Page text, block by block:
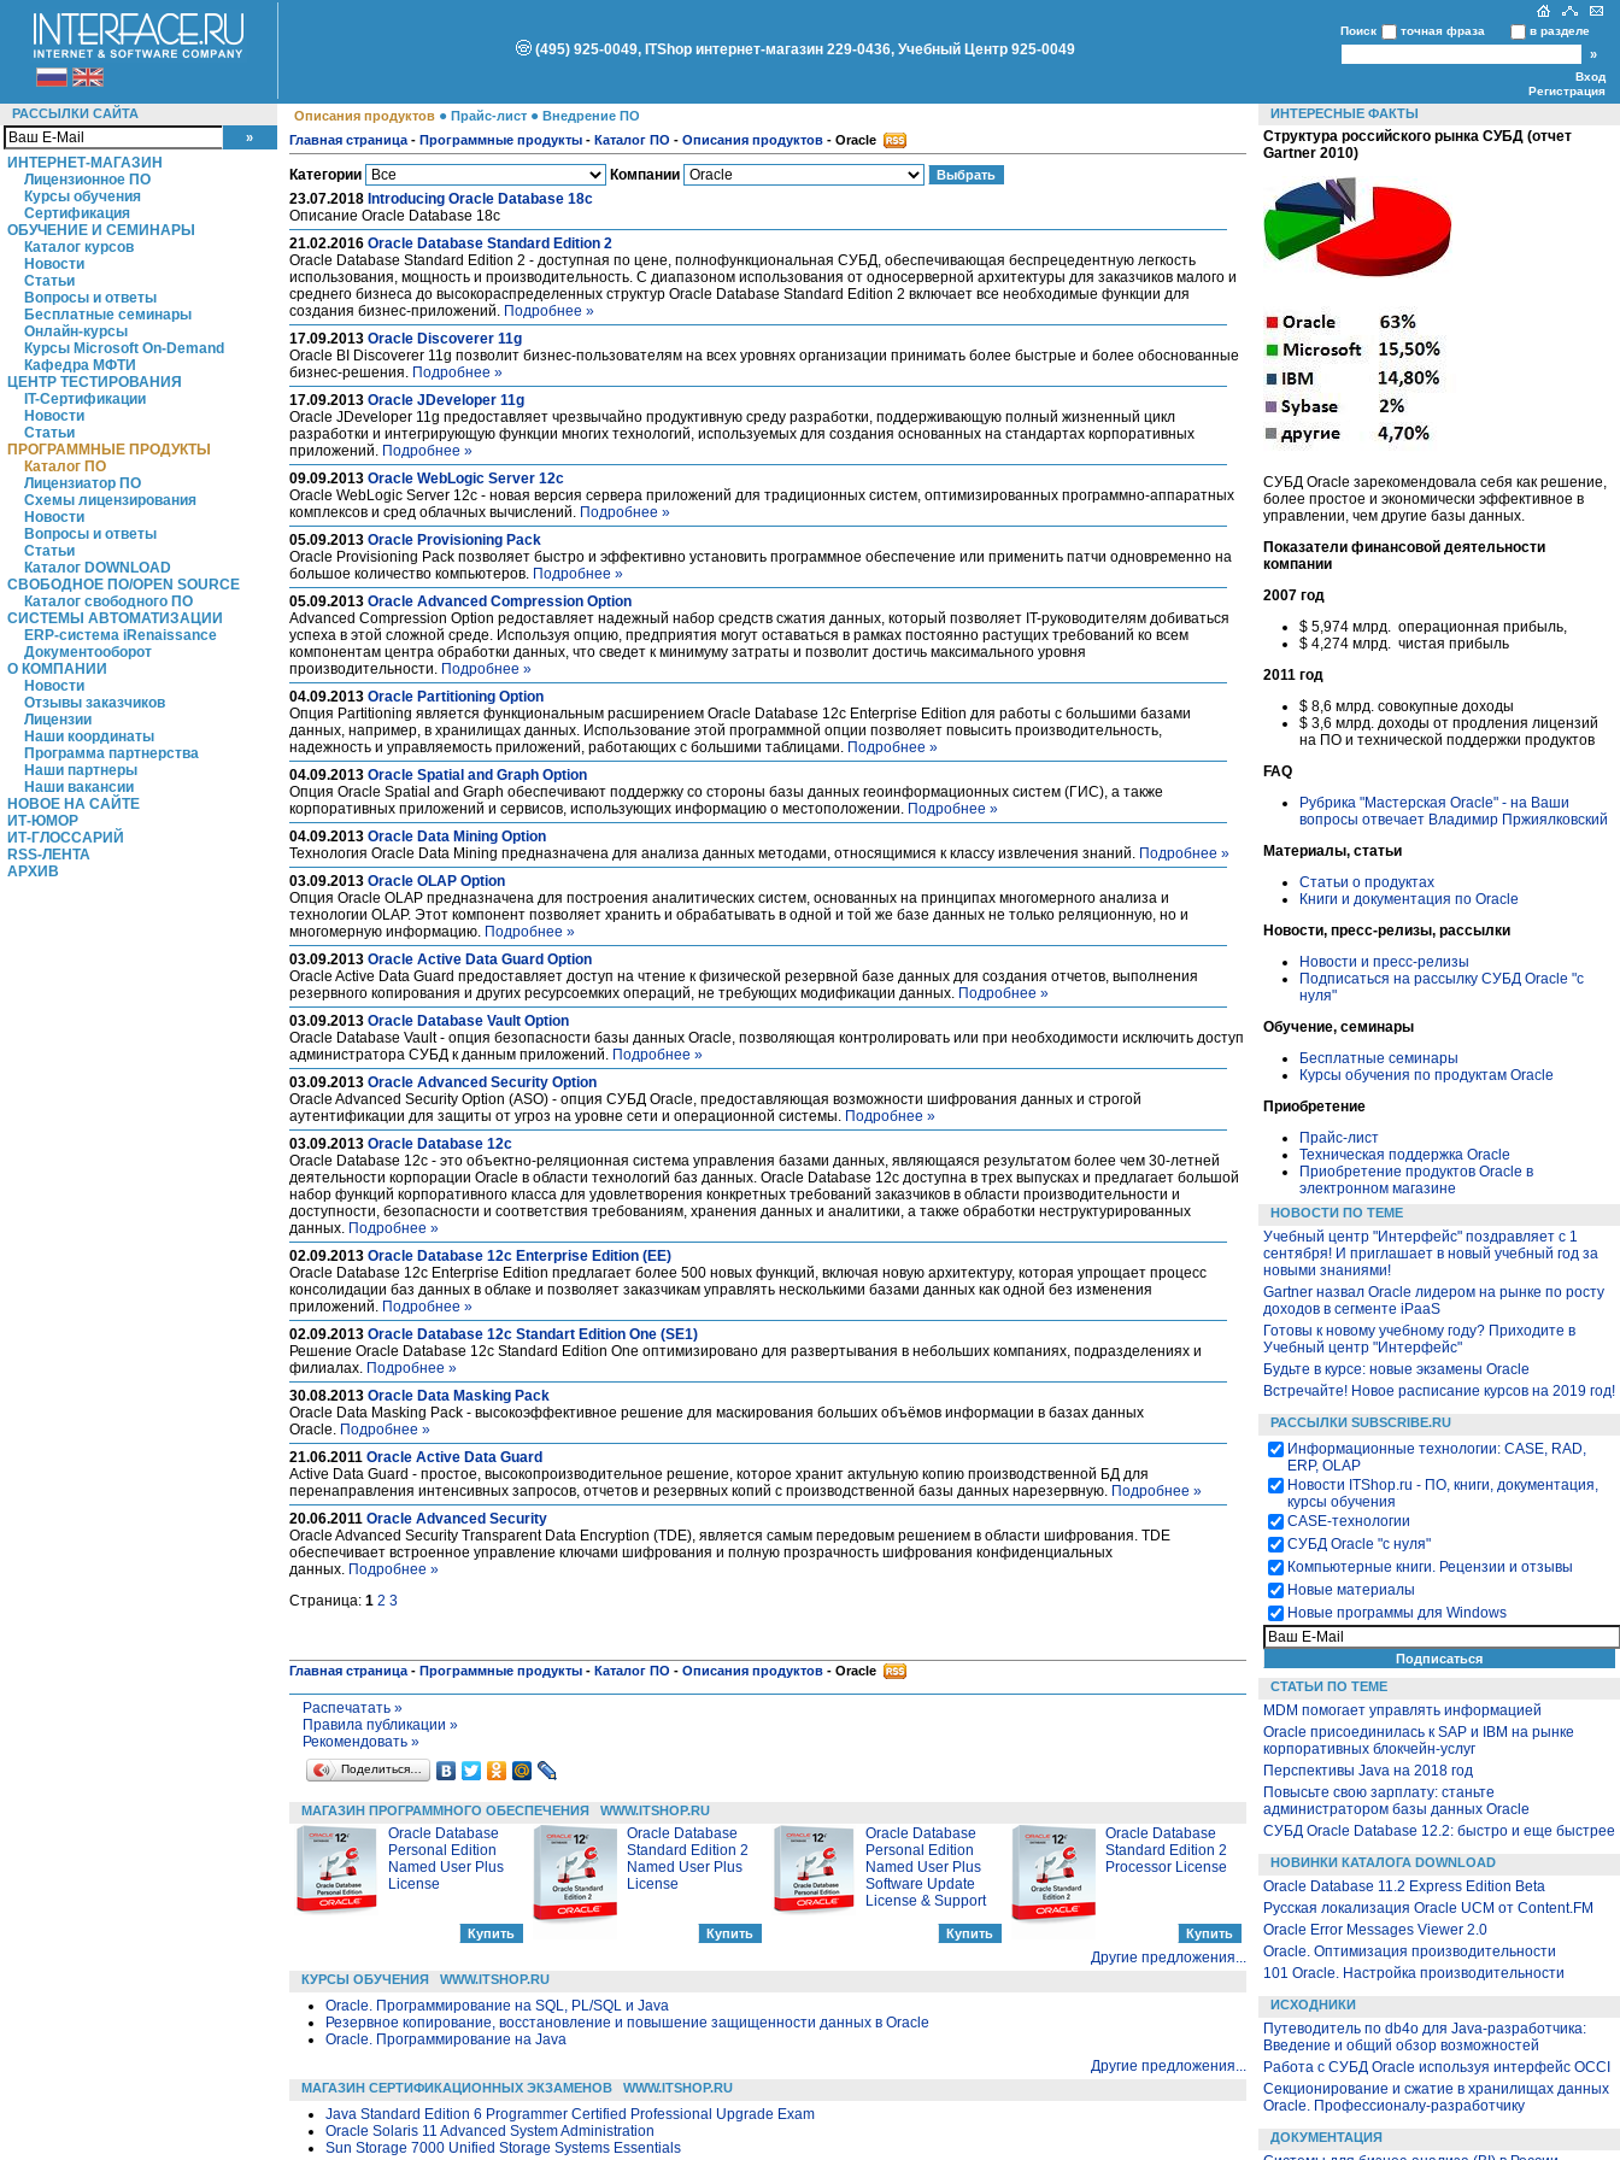
(495) 925-0049, ITShop интернет-магазин 229-0436, Учебный Центр 925-0049
Поиск точная фраза в разделе
Вход
Регистрация
РАССЫЛКИ САЙТА
ИНТЕРНЕТ-МАГАЗИН
Лицензионное ПО
Курсы обучения
Сертификация
ОБУЧЕНИЕ И СЕМИНАРЫ
Каталог курсов
Новости
Статьи
Вопросы и ответы
Бесплатные семинары
Онлайн-курсы
Курсы Microsoft On-Demand
Кафедра МФТИ
ЦЕНТР ТЕСТИРОВАНИЯ
IT-Сертификации
Новости
Статьи
ПРОГРАММНЫЕ ПРОДУКТЫ
Каталог ПО
Лицензиатор ПО
Схемы лицензирования
Новости
Вопросы и ответы
Статьи
Каталог DOWNLOAD
СВОБОДНОЕ ПО/OPEN SOURCE
Каталог свободного ПО
СИСТЕМЫ АВТОМАТИЗАЦИИ
ERP-система iRenaissance
Документооборот
О КОМПАНИИ
Новости
Отзывы заказчиков
Лицензии
Наши координаты
Программа партнерства
Наши партнеры
Наши вакансии
НОВОЕ НА САЙТЕ
ИТ-ЮМОР
ИТ-ГЛОССАРИЙ
RSS-ЛЕНТА
АРХИВ
Описания продуктов ● Прайс-лист ● Внедрение ПО
Главная страница - Программные продукты - Каталог ПО - Описания продуктов - Oracle
Категории
Компании
23.07.2018 Introducing Oracle Database 18c
Описание Oracle Database 18c
21.02.2016 Oracle Database Standard Edition 2
Oracle Database Standard Edition 2 - доступная по цене, полнофункциональная СУБД, обеспечивающая беспрецедентную легкость
использования, мощность и производительность. С диапазоном использования от oдносерверной архитектуры для заказчиков малого и
среднего бизнеса до высокораспределенных структур Oracle Database Standard Edition 2 включает все необходимые функции для
создания бизнес-приложений. Подробнее »
17.09.2013 Oracle Discoverer 11g
Oracle BI Discoverer 11g позволит бизнес-пользователям на всех уровнях организации принимать более быстрые и более обоснованные
бизнес-решения. Подробнее »
17.09.2013 Oracle JDeveloper 11g
Oracle JDeveloper 11g предоставляет чрезвычайно продуктивную среду разработки, поддерживающую полный жизненный цикл
разработки и интегрирующую функции многих технологий, используемых для создания основанных на стандартах корпоративных
приложений. Подробнее »
09.09.2013 Oracle WebLogic Server 12c
Oracle WebLogic Server 12c - новая версия сервера приложений для традиционных систем, оптимизированных программно-аппаратных
комплексов и сред облачных вычислений. Подробнее »
05.09.2013 Oracle Provisioning Pack
Oracle Provisioning Pack позволяет быстро и эффективно установить программное обеспечение или применить патчи одновременно на
большое количество компьютеров. Подробнее »
05.09.2013 Oracle Advanced Compression Option
Advanced Compression Option редоставляет надежный набор средств сжатия данных, который позволяет IT-руководителям добиваться
успеха в этой сложной среде. Используя опцию, предприятия могут оставаться в рамках постоянно растущих требований ко всем
компонентам центра обработки данных, что сведет к минимуму затраты и позволит достичь максимального уровня
производительности. Подробнее »
04.09.2013 Oracle Partitioning Option
Опция Partitioning является функциональным расширением Oracle Database 12с Enterprise Edition для работы с большими базами
данных, например, в хранилищах данных. Использование этой программной опции позволяет повысить производительность,
надежность и управляемость приложений, работающих с большими таблицами. Подробнее »
04.09.2013 Oracle Spatial and Graph Option
Опция Oracle Spatial and Graph обеспечивают поддержку со стороны базы данных геоинформационных систем (ГИС), а также
корпоративных приложений и сервисов, использующих информацию о местоположении. Подробнее »
04.09.2013 Oracle Data Mining Option
Технология Oracle Data Mining предназначена для анализа данных методами, относящимися к классу извлечения знаний. Подробнее »
03.09.2013 Oracle OLAP Option
Опция Oracle OLAP предназначена для построения аналитических систем, основанных на принципах многомерного анализа и
технологии OLAP. Этот компонент позволяет хранить и обрабатывать в одной и той же базе данных не только реляционную, но и
многомерную информацию. Подробнее »
03.09.2013 Oracle Active Data Guard Option
Oracle Active Data Guard предоставляет доступ на чтение к физической резервной базе данных для создания отчетов, выполнения
резервного копирования и других ресурсоемких операций, не требующих модификации данных. Подробнее »
03.09.2013 Oracle Database Vault Option
Oracle Database Vault - опция безопасности базы данных Oracle, позволяющая контролировать или при необходимости исключить доступ
администратора СУБД к данным приложений. Подробнее »
03.09.2013 Oracle Advanced Security Option
Oracle Advanced Security Option (ASO) - опция СУБД Oracle, предоставляющая возможности шифрования данных и строгой
аутентификации для защиты от угроз на уровне сети и операционной системы. Подробнее »
03.09.2013 Oracle Database 12c
Oracle Database 12с - это объектно-реляционная система управления базами данных, являющаяся результатом более чем 30-летней
деятельности корпорации Oracle в области технологий баз данных. Oracle Database 12c доступна в трех выпусках и предлагает большой
набор функций корпоративного класса для удовлетворения конкретных требований заказчиков в области производительности и
доступности, безопасности и соответствия требованиям, хранения данных и аналитики, а также обработки неструктурированных
данных. Подробнее »
02.09.2013 Oracle Database 12c Enterprise Edition (EE)
Oracle Database 12c Enterprise Edition предлагает более 500 новых функций, включая новую архитектуру, которая упрощает процесс
консолидации баз данных в облаке и позволяет заказчикам управлять несколькими базами данных как одной без изменения
приложений. Подробнее »
02.09.2013 Oracle Database 12c Standart Edition One (SE1)
Решение Oracle Database 12c Standard Edition One оптимизировано для развертывания в небольших компаниях, подразделениях и
филиалах. Подробнее »
30.08.2013 Oracle Data Masking Pack
Oracle Data Masking Pack - высокоэффективное решение для маскирования больших объёмов информации в базах данных
Oracle. Подробнее »
21.06.2011 Oracle Active Data Guard
Active Data Guard - простое, высокопроизводительное решение, которое хранит актульную копию производственной БД для
перенаправления интенсивных запросов, отчетов и резервных копий с производственной базы данных нарезервную. Подробнее »
20.06.2011 Oracle Advanced Security
Oracle Advanced Security Transparent Data Encryption (TDE), является самым передовым решением в области шифрования. TDE
обеспечивает встроенное управление ключами шифрования и полную прозрачность шифрования конфиденциальных
данных. Подробнее »
Страница: 1 2 3
Главная страница - Программные продукты - Каталог ПО - Описания продуктов - Oracle
Распечатать »
Правила публикации »
Рекомендовать »
Поделиться…
МАГАЗИН ПРОГРАММНОГО ОБЕСПЕЧЕНИЯ WWW.ITSHOP.RU
Oracle Database
Personal Edition
Named User Plus
License
Oracle Database
Standard Edition 2
Named User Plus
License
Oracle Database
Personal Edition
Named User Plus
Software Update
License & Support
Oracle Database
Standard Edition 2
Processor License
Другие предложения...
КУРСЫ ОБУЧЕНИЯ WWW.ITSHOP.RU
Oracle. Программирование на SQL, PL/SQL и Java
Резервное копирование, восстановление и повышение защищенности данных в Oracle
Oracle. Программирование на Java
Другие предложения...
МАГАЗИН СЕРТИФИКАЦИОННЫХ ЭКЗАМЕНОВ WWW.ITSHOP.RU
Java Standard Edition 6 Programmer Certified Professional Upgrade Exam
Oracle Solaris 11 Advanced System Administration
Sun Storage 7000 Unified Storage Systems Essentials
ИНТЕРЕСНЫЕ ФАКТЫ
Структура российского рынка СУБД (отчет
Gartner 2010)
СУБД Oracle зарекомендовала себя как решение,
более простое и экономически эффективное в
управлении, чем другие базы данных.
Показатели финансовой деятельности
компании
2007 год
$ 5,974 млрд. операционная прибыль,
$ 4,274 млрд. чистая прибыль
2011 год
$ 8,6 млрд. совокупные доходы
$ 3,6 млрд. доходы от продления лицензий
на ПО и технической поддержки продуктов
FAQ
Рубрика "Мастерская Oracle" - на Ваши
вопросы отвечает Владимир Пржиялковский
Материалы, статьи
Статьи о продуктах
Книги и документация по Oracle
Новости, пресс-релизы, рассылки
Новости и пресс-релизы
Подписаться на рассылку СУБД Oracle "с
нуля"
Обучение, семинары
Бесплатные семинары
Курсы обучения по продуктам Oracle
Приобретение
Прайс-лист
Техническая поддержка Oracle
Приобретение продуктов Oracle в
электронном магазине
НОВОСТИ ПО ТЕМЕ
Учебный центр "Интерфейс" поздравляет с 1
сентября! И приглашает в новый учебный год за
новыми знаниями!
Gartner назвал Oracle лидером на рынке по росту
доходов в сегменте iPaaS
Готовы к новому учебному году? Приходите в
Учебный центр "Интерфейс"
Будьте в курсе: новые экзамены Oracle
Встречайте! Новое расписание курсов на 2019 год!
РАССЫЛКИ SUBSCRIBE.RU
Информационные технологии: CASE, RAD,
ERP, OLAP
Новости ITShop.ru - ПО, книги, документация,
курсы обучения
CASE-технологии
СУБД Oracle "с нуля"
Компьютерные книги. Рецензии и отзывы
Новые материалы
Новые программы для Windows
СТАТЬИ ПО ТЕМЕ
MDM помогает управлять информацией
Oracle присоединилась к SAP и IBM на рынке
корпоративных блокчейн-услуг
Перспективы Java на 2018 год
Повысьте свою зарплату: станьте
администратором базы данных Oracle
СУБД Oracle Database 12.2: быстро и еще быстрее
НОВИНКИ КАТАЛОГА DOWNLOAD
Oracle Database 11.2 Express Edition Beta
Русская локализация Oracle UCM от Content.FM
Oracle Error Messages Viewer 2.0
Oracle. Оптимизация производительности
101 Oracle. Настройка производительности
ИСХОДНИКИ
Путеводитель по db4o для Java-разработчика:
Введение и общий обзор возможностей
Работа с СУБД Oracle используя интерфейс OCCI
Секционирование и сжатие в хранилищах данных
Oracle. Профессионалу-разработчику
ДОКУМЕНТАЦИЯ